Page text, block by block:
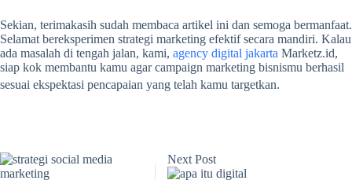
Sekian, terimakasih sudah membaca artikel ini dan semoga bermanfaat.
Selamat bereksperimen strategi marketing efektif secara mandiri. Kalau
ada masalah di tengah jalan, kami, agency digital jakarta Marketz.id,
siap kok membantu kamu agar campaign marketing bisnismu berhasil
sesuai ekspektasi pencapaian yang telah kamu targetkan.
NextPost